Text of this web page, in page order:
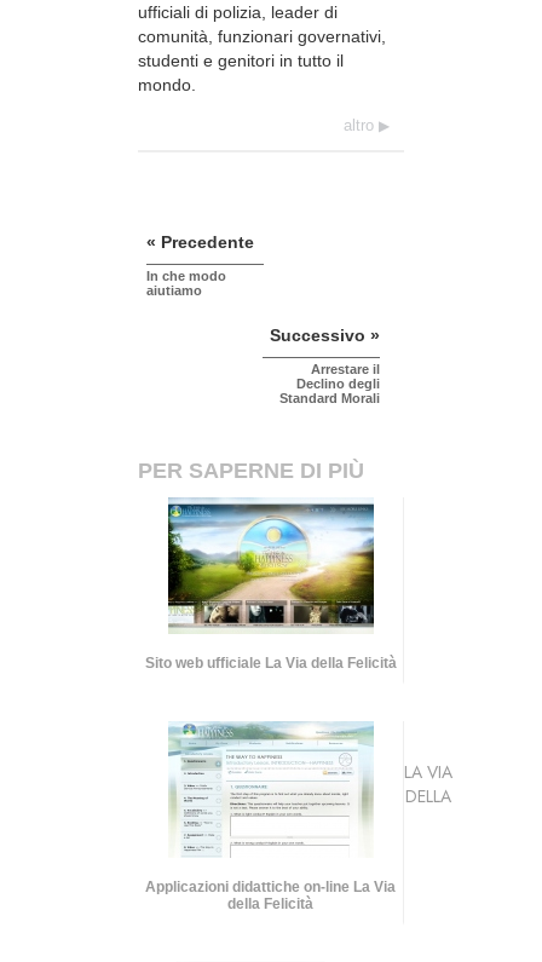
ufficiali di polizia, leader di
comunità, funzionari governativi,
studenti e genitori in tutto il
mondo.
altro
« Precedente
In che modo
aiutiamo
Successivo »
Arrestare il
Declino degli
Standard Morali
PER SAPERNE DI PIÙ
Sito web ufficiale La Via della Felicità
Applicazioni didattiche on-line La Via
della Felicità
LA VIA
DELLA